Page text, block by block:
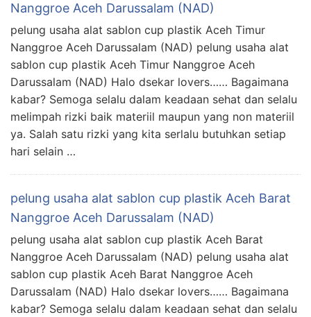
Nanggroe Aceh Darussalam (NAD)
pelung usaha alat sablon cup plastik Aceh Timur
Nanggroe Aceh Darussalam (NAD) pelung usaha alat
sablon cup plastik Aceh Timur Nanggroe Aceh
Darussalam (NAD) Halo dsekar lovers…… Bagaimana
kabar? Semoga selalu dalam keadaan sehat dan selalu
melimpah rizki baik materiil maupun yang non materiil
ya. Salah satu rizki yang kita serlalu butuhkan setiap
hari selain …
pelung usaha alat sablon cup plastik Aceh Barat
Nanggroe Aceh Darussalam (NAD)
pelung usaha alat sablon cup plastik Aceh Barat
Nanggroe Aceh Darussalam (NAD) pelung usaha alat
sablon cup plastik Aceh Barat Nanggroe Aceh
Darussalam (NAD) Halo dsekar lovers…… Bagaimana
kabar? Semoga selalu dalam keadaan sehat dan selalu